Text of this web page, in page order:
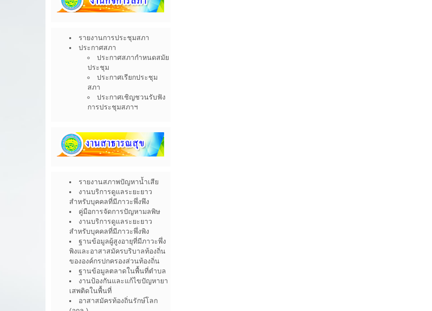
รายงานการประชุมสภา
ประกาศสภา
ประกาศสภากำหนดสมัย
ประชุม
ประกาศเรียกประชุม
สภา
ประกาศเชิญชวนรับฟัง
การประชุมสภาฯ
รายงานสภาพปัญหาน้ำเสีย
งานบริการดูแลระยะยาว
สำหรับบุคคลที่มีภาวะพึ่งพึง
คู่มือการจัดการปัญหามลพิษ
งานบริการดูแลระยะยาว
สำหรับบุคคลที่มีภาวะพึ่งพิง
ฐานข้อมูลผู้สูงอายุที่มีภาวะพึ่ง
พิงและอาสาสมัครบริบาลท้องถิ่น
ขององค์กรปกครองส่วนท้องถิ่น
ฐานข้อมูลตลาดในพื้นที่ตำบล
งานป้องกันและแก้ไขปัญหายา
เสพติดในพื้นที่
อาสาสมัครท้องถิ่นรักษ์โลก